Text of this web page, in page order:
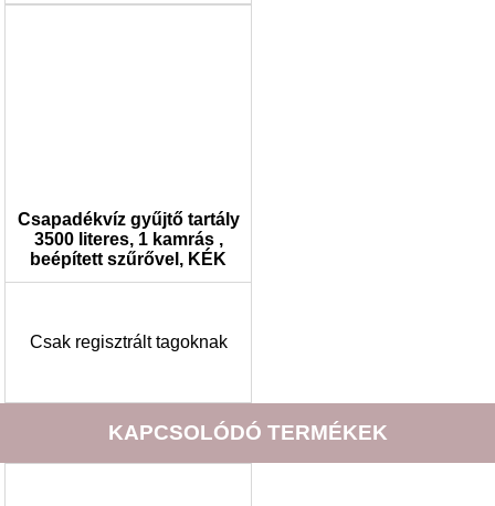
Csapadékvíz gyűjtő tartály
3500 literes, 1 kamrás ,
beépített szűrővel, KÉK
Csak regisztrált tagoknak
KAPCSOLÓDÓ TERMÉKEK